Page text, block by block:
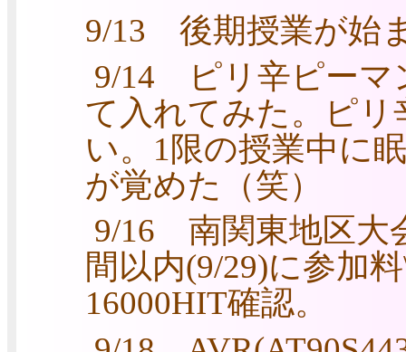
9/13 後期授業が始
9/14 ピリ辛ピーマ
て入れてみた。ピ
い。1限の授業中に
が覚めた（笑）
9/16 南関東地区大
間以内(9/29)に参加
16000HIT確認。